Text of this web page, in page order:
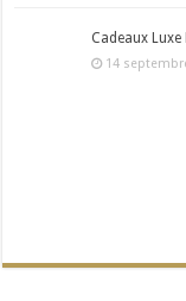
Cadeaux
14